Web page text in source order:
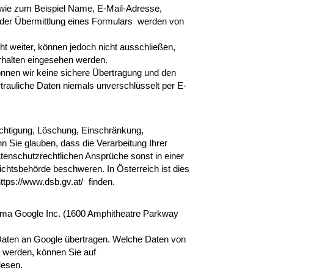
zum Beispiel Name, E-Mail-Adresse,
Übermittlung eines Formulars werden von
weiter, können jedoch nicht ausschließen,
eingesehen werden.
wir keine sichere Übertragung und den
Daten niemals unverschlüsselt per E-
Löschung, Einschränkung,
Sie glauben, dass die Verarbeitung Ihrer
Ansprüche sonst in einer
beschweren. In Österreich ist dies
www.dsb.gv.at/ finden.
Google Inc. (1600 Amphitheatre Parkway
an Google übertragen. Welche Daten von
können Sie auf